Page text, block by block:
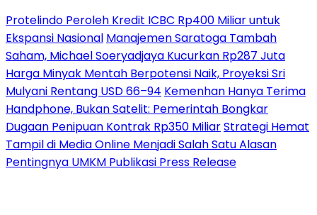
Protelindo Peroleh Kredit ICBC Rp400 Miliar untuk
Ekspansi Nasional Manajemen Saratoga Tambah
Saham, Michael Soeryadjaya Kucurkan Rp287 Juta
Harga Minyak Mentah Berpotensi Naik, Proyeksi Sri
Mulyani Rentang USD 66–94 Kemenhan Hanya Terima
Handphone, Bukan Satelit: Pemerintah Bongkar
Dugaan Penipuan Kontrak Rp350 MiliarStrategi Hemat
Tampil di Media Online Menjadi Salah Satu Alasan
Pentingnya UMKM Publikasi Press Release